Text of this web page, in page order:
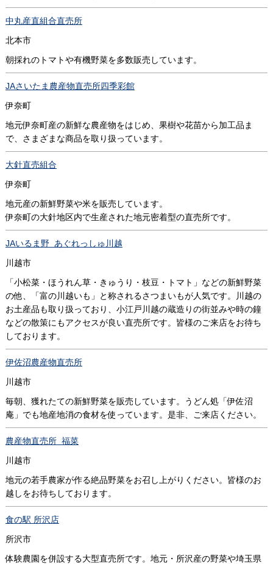
中丸産直組合直売所
北本市
朝採れのトマトや有機野菜を多数販売しています。
JAさいたま農産物直売所四季彩館
伊奈町
地元伊奈町産の新鮮な農産物をはじめ、果樹や花苗から加工品ま
で、さまざまな商品を取り扱っています。
大針直売組合
伊奈町
地元産の新鮮野菜や米を販売しています。
伊奈町の大針地区内で生産された地元密着型の直売所です。
JAいるま野 あぐれっしゅ川越
川越市
「小松菜・ほうれん草・きゅうり・枝豆・トマト」などの新鮮野菜
の他、「富の川越いも」と称されるさつまいもが人気です。川越の
お土産品も取り扱っており、小江戸川越の蔵造りの街並みや時の鐘
などの散策にもアクセスが良い直売所です。皆様のご来店をお待ち
しております。
伊佐沼農産物直売所
川越市
毎朝、獲れたての新鮮野菜を販売しています。うどん処「伊佐沼
庵」でも地産地消の食材を使っています。是非、ご来店ください。
農産物直売所 福菜
川越市
地元の若手農家が作る絶品野菜をお召し上がりください。皆様のお
越しをお待ちしております。
食の駅 所沢店
所沢市
体験農園を併設する大型直売所です。地元・所沢産の野菜や埼玉県